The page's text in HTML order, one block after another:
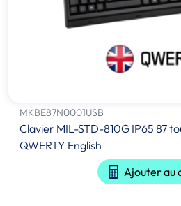
MKBE87N0001USB
Clavier MIL-STD-810G IP65 87
QWERTY English
Ajouter au